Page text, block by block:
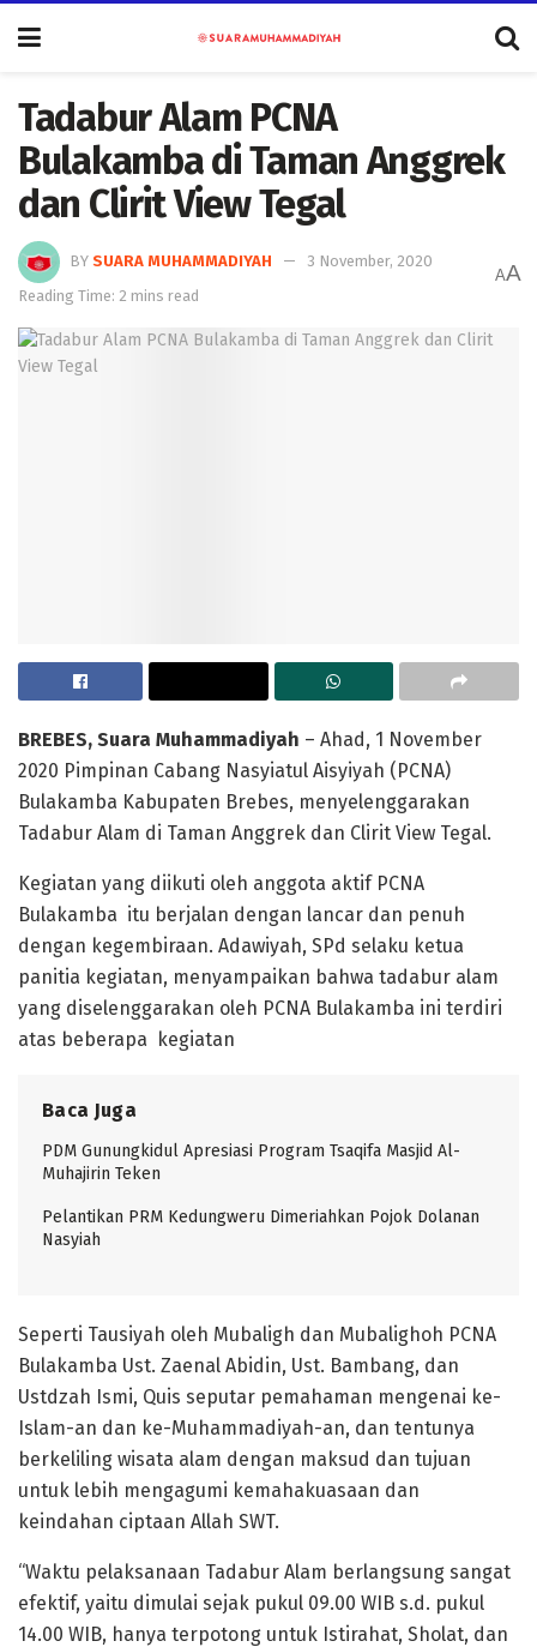
Tadabur Alam PCNA
Bulakamba di Taman Anggrek
dan Clirit View Tegal
BY SUARA MUHAMMADIYAH
3 November, 2020
Reading Time: 2 mins read
AA
BREBES, Suara Muhammadiyah – Ahad, 1 November
2020 Pimpinan Cabang Nasyiatul Aisyiyah (PCNA)
Bulakamba Kabupaten Brebes, menyelenggarakan
Tadabur Alam di Taman Anggrek dan Clirit View Tegal.
Kegiatan yang diikuti oleh anggota aktif PCNA
Bulakamba itu berjalan dengan lancar dan penuh
dengan kegembiraan. Adawiyah, SPd selaku ketua
panitia kegiatan, menyampaikan bahwa tadabur alam
yang diselenggarakan oleh PCNA Bulakamba ini terdiri
atas beberapa kegiatan
Baca Juga
PDM Gunungkidul Apresiasi Program Tsaqifa Masjid Al-
Muhajirin Teken
Pelantikan PRM Kedungweru Dimeriahkan Pojok Dolanan
Nasyiah
Seperti Tausiyah oleh Mubaligh dan Mubalighoh PCNA
Bulakamba Ust. Zaenal Abidin, Ust. Bambang, dan
Ustdzah Ismi, Quis seputar pemahaman mengenai ke-
Islam-an dan ke-Muhammadiyah-an, dan tentunya
berkeliling wisata alam dengan maksud dan tujuan
untuk lebih mengagumi kemahakuasaan dan
keindahan ciptaan Allah SWT.
“Waktu pelaksanaan Tadabur Alam berlangsung sangat
efektif, yaitu dimulai sejak pukul 09.00 WIB s.d. pukul
14.00 WIB, hanya terpotong untuk Istirahat, Sholat, dan